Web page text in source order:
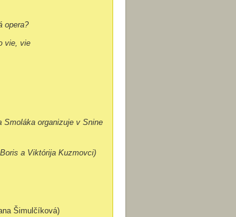
opera?
vie, vie
Smoláka organizuje v Snine
a Viktórija Kuzmovci)
Šimulčíková)